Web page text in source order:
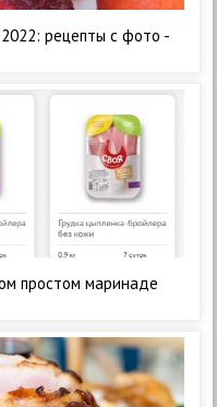
рецепты с фото -
простом маринаде